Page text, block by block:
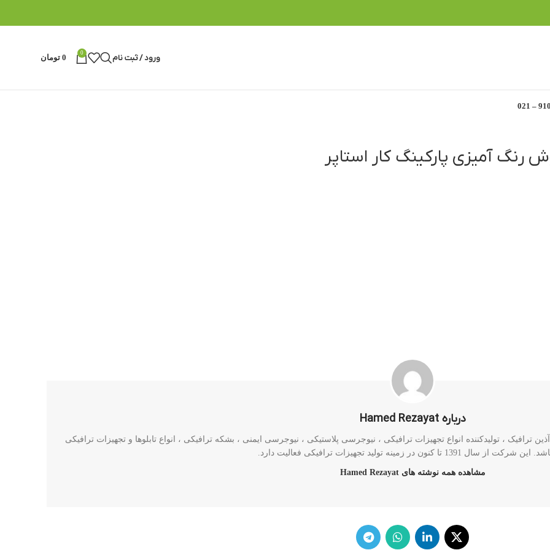
ورود / ثبت نام 0
0 تومان
رنگ آمیزی پارکینگ کار استاپر
درباره Hamed Rezayat
، تولیدکننده انواع تجهیزات ترافیکی ، نیوجرسی پلاستیکی ، نیوجرسی ایمنی ، بشکه ترافیکی ، انواع تابلوها و تجهیزات ترافیکی
از سال 1391 تا کنون در زمینه تولید تجهیزات ترافیکی فعالیت دارد.
مشاهده همه نوشته های Hamed Rezayat